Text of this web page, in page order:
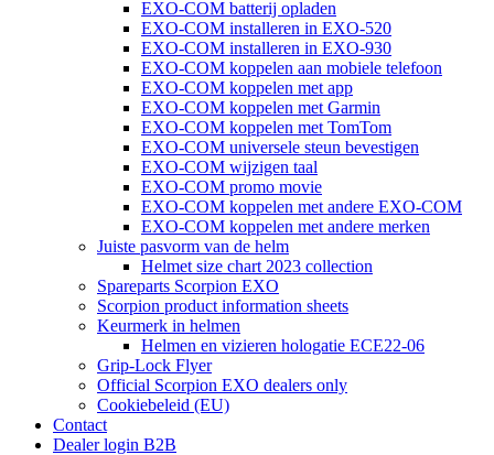
EXO-COM batterij opladen
EXO-COM installeren in EXO-520
EXO-COM installeren in EXO-930
EXO-COM koppelen aan mobiele telefoon
EXO-COM koppelen met app
EXO-COM koppelen met Garmin
EXO-COM koppelen met TomTom
EXO-COM universele steun bevestigen
EXO-COM wijzigen taal
EXO-COM promo movie
EXO-COM koppelen met andere EXO-COM
EXO-COM koppelen met andere merken
Juiste pasvorm van de helm
Helmet size chart 2023 collection
Spareparts Scorpion EXO
Scorpion product information sheets
Keurmerk in helmen
Helmen en vizieren hologatie ECE22-06
Grip-Lock Flyer
Official Scorpion EXO dealers only
Cookiebeleid (EU)
Contact
Dealer login B2B